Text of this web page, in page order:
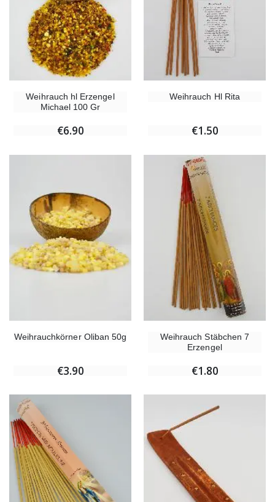
Weihrauch hl Erzengel
Michael 100 Gr
€6.90
Weihrauch Hl Rita
€1.50
Weihrauchkörner Oliban 50g
€3.90
Weihrauch Stäbchen 7
Erzengel
€1.80